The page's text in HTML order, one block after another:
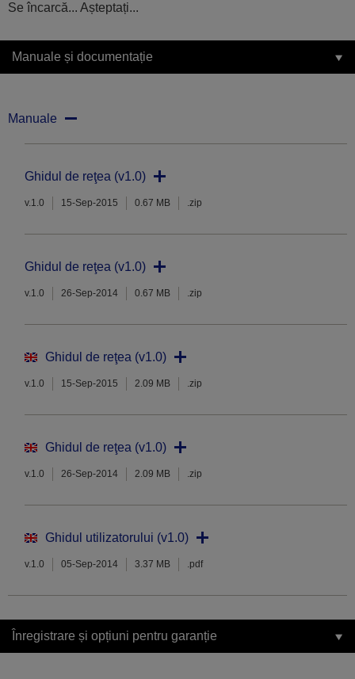
Se încarcă... Așteptați...
Manuale și documentație
Manuale
Ghidul de reţea (v1.0)
v.1.0 15-Sep-2015 0.67 MB .zip
Ghidul de reţea (v1.0)
v.1.0 26-Sep-2014 0.67 MB .zip
Ghidul de reţea (v1.0)
v.1.0 15-Sep-2015 2.09 MB .zip
Ghidul de reţea (v1.0)
v.1.0 26-Sep-2014 2.09 MB .zip
Ghidul utilizatorului (v1.0)
v.1.0 05-Sep-2014 3.37 MB .pdf
Înregistrare și opțiuni pentru garanție